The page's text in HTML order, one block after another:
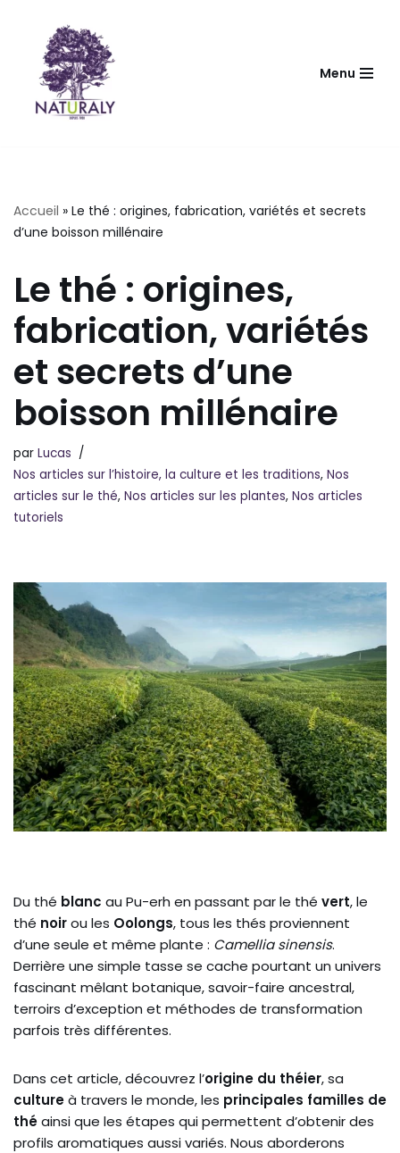
contenu
Menu
Accueil » Le thé : origines, fabrication, variétés et secrets
d’une boisson millénaire
Le thé : origines,
fabrication, variétés
et secrets d’une
boisson millénaire
par Lucas
Nos articles sur l’histoire, la culture et les traditions, Nos
articles sur le thé, Nos articles sur les plantes, Nos articles
tutoriels
Du thé blanc au Pu-erh en passant par le thé vert, le
thé noirou les Oolongs, tous les thés proviennent
d’une seule et même plante : Camellia sinensis.
Derrière une simple tasse se cache pourtant un univers
fascinant mêlant botanique, savoir-faire ancestral,
terroirs d’exception et méthodes de transformation
parfois très différentes.
Dans cet article, découvrez l’origine du théier, sa
cultureà travers le monde, les principales familles de
théainsi que les étapes qui permettent d’obtenir des
profils aromatiques aussi variés. Nous aborderons